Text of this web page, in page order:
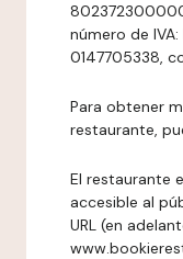
número de
0147705338,
Para obtener
restaurante,
El restaurante
accesible al
URL (en